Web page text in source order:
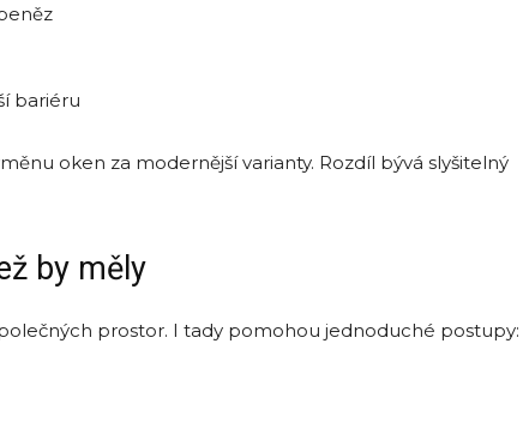
bariéru
oken za modernější varianty. Rozdíl bývá slyšitelný
by měly
prostor. I tady pomohou jednoduché postupy: